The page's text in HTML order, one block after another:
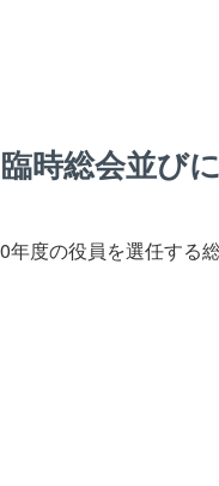
臨時総会並び
年度の役員を選任する